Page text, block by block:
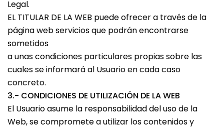
Legal.
EL TITULAR DE LA WEB puede ofrecer a través de la
página web servicios que podrán encontrarse
sometidos
a unas condiciones particulares propias sobre las
cuales se informará al Usuario en cada caso
concreto.
3.- CONDICIONES DE UTILIZACIÓN DE LA WEB
El Usuario asume la responsabilidad del uso de la
Web, se compromete a utilizar los contenidos y